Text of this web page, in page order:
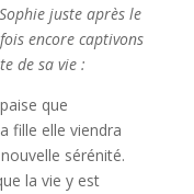
juste après le
encore captivons
de sa vie :
que
fille elle viendra
sérénité.
la vie y est